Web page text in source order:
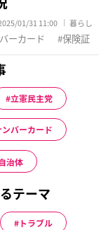
01/31 11:00 暮らし
ーカード 保険証
立憲民主党
ンバーカード
治体
テーマ
トラブル